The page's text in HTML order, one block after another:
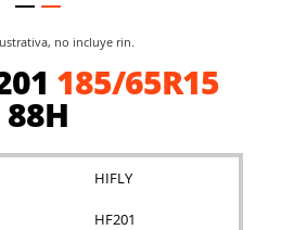
185/65R15
88H
HIFLY
HF201
no incluye rin.